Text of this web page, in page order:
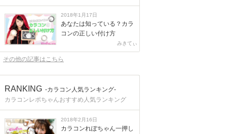
2018年1月17日
あなたは知っている？カラ
コンの正しい付け方
みきてぃ
その他の記事はこちら
RANKING -カラコン人気ランキング-
カラコンレポちゃんおすすめ人気ランキング
2018年2月16日
カラコンれぽちゃん一押し